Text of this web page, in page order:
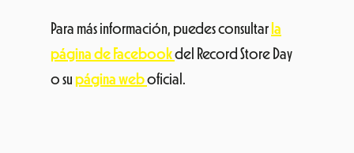
Para más información, puedes consultar la
página de Facebookdel Record Store Day
o su página weboficial.